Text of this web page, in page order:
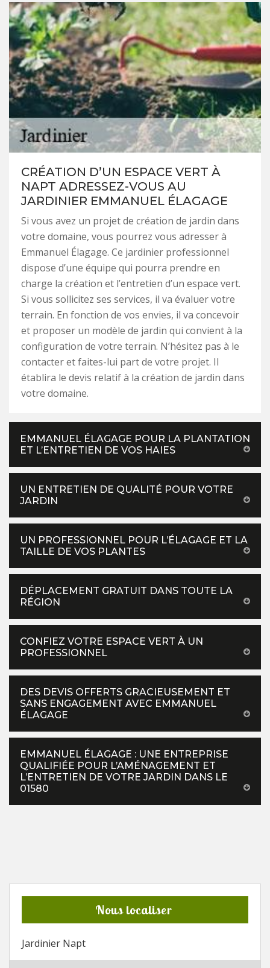
CRÉATION D’UN ESPACE VERT À
NAPT ADRESSEZ-VOUS AU
JARDINIER EMMANUEL ÉLAGAGE
Si vous avez un projet de création de jardin dans
votre domaine, vous pourrez vous adresser à
Emmanuel Élagage. Ce jardinier professionnel
dispose d’une équipe qui pourra prendre en
charge la création et l’entretien d’un espace vert.
Si vous sollicitez ses services, il va évaluer votre
terrain. En fonction de vos envies, il va concevoir
et proposer un modèle de jardin qui convient à la
configuration de votre terrain. N’hésitez pas à le
contacter et faites-lui part de votre projet. Il
établira le devis relatif à la création de jardin dans
votre domaine.
EMMANUEL ÉLAGAGE POUR LA PLANTATION
ET L’ENTRETIEN DE VOS HAIES
UN ENTRETIEN DE QUALITÉ POUR VOTRE
JARDIN
UN PROFESSIONNEL POUR L’ÉLAGAGE ET LA
TAILLE DE VOS PLANTES
DÉPLACEMENT GRATUIT DANS TOUTE LA
RÉGION
CONFIEZ VOTRE ESPACE VERT À UN
PROFESSIONNEL
DES DEVIS OFFERTS GRACIEUSEMENT ET
SANS ENGAGEMENT AVEC EMMANUEL
ÉLAGAGE
EMMANUEL ÉLAGAGE : UNE ENTREPRISE
QUALIFIÉE POUR L’AMÉNAGEMENT ET
L’ENTRETIEN DE VOTRE JARDIN DANS LE
01580
Nous localiser
Jardinier Napt